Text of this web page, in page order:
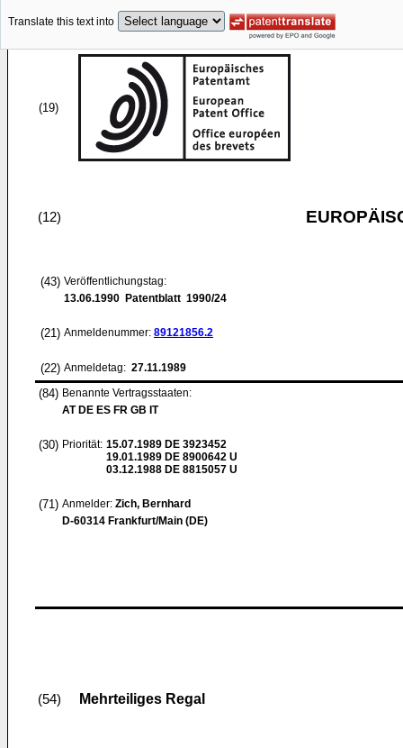
Translate this text into
(19)
(12)
(43) Veröffentlichungstag:
13.06.1990 Patentblatt 1990/24
(21) Anmeldenummer: 89121856.2
(22) Anmeldetag: 27.11.1989
(84) Benannte Vertragsstaaten:
AT DE ES FR GB IT
(30) Priorität: 15.07.1989 DE 3923452
19.01.1989 DE 8900642 U
03.12.1988 DE 8815057 U
(71) Anmelder: Zich, Bernhard
D-60314 Frankfurt/Main (DE)
(54) Mehrteiliges Regal